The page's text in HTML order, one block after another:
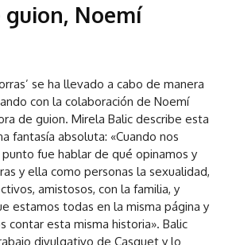
guion, Noemí
se ha llevado a cabo de manera
con la colaboración de Noemí
de guion. Mirela Balic describe esta
fantasía absoluta: «Cuando nos
fue hablar de qué opinamos y
y ella como personas la sexualidad,
amistosos, con la familia, y
estamos todas en la misma página y
contar esta misma historia». Balic
divulgativo de Casquet y lo